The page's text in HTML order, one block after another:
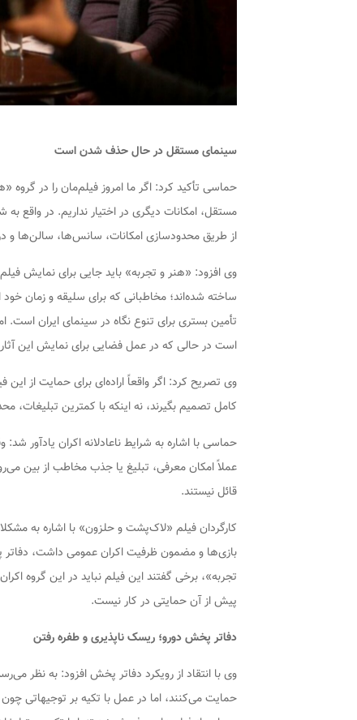
سینمای مستقل در حال حذف شدن است
حماسی تأکید کرد: اگر ما امروز فیلم‌مان را در
مستقل، امکانات دیگری در اختیار نداریم. در
از طریق محدودسازی امکانات، سانس‌ها، سالن‌ها و
وی افزود: «هنر و تجربه» باید جایی برای نمایش
ساخته شده‌اند؛ مخاطبانی که برای سلیقه و زمان
تأمین بستری برای تنوع نگاه در سینمای ایران
است در حالی که در عمل فضایی برای نمایش این
وی تصریح کرد: اگر واقعاً اراده‌ای برای حمایت از این
کامل تصمیم بگیرند، نه اینکه با کمترین
عملاً امکان معرفی، تبلیغ یا جذب مخاطب از بین
قائل نیستند.
کارگردان فیلم «لاک‌پشت و حلزون» با اشاره به
بازی‌ها و مضمون ظرفیت اکران عمومی داشت، دفاتر
تجربه»، برخی گفتند این فیلم نباید در این گروه
پیش از آن حمایتی در کار نیست.
دفاتر پخش دورو؛ ریسک ناپذیری و طفره رفتن
وی با انتقاد از رویکرد دفاتر پخش افزود: به نظر
حمایت می‌کنند، اما در عمل با تکیه بر توجیهاتی